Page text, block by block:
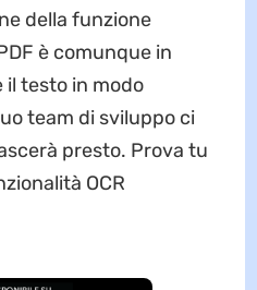
della funzione
è comunque in
il testo in modo
team di sviluppo ci
presto. Prova tu
OCR